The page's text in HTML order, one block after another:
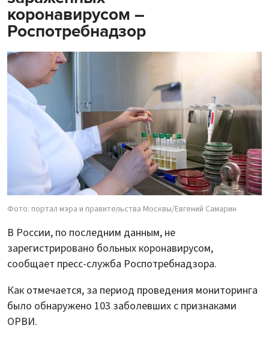
коронавирусом –
Роспотребнадзор
Фото: портал мэра и правительства Москвы/Евгений Самарин
В России, по последним данным, не
зарегистрировано больных коронавирусом,
сообщает пресс-служба Роспотребнадзора.
Как отмечается, за период проведения мониторинга
было обнаружено 103 заболевших с признаками
ОРВИ.